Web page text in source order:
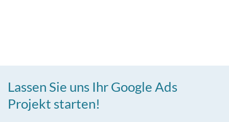
Lassen Sie uns Ihr Google Ads
Projekt starten!